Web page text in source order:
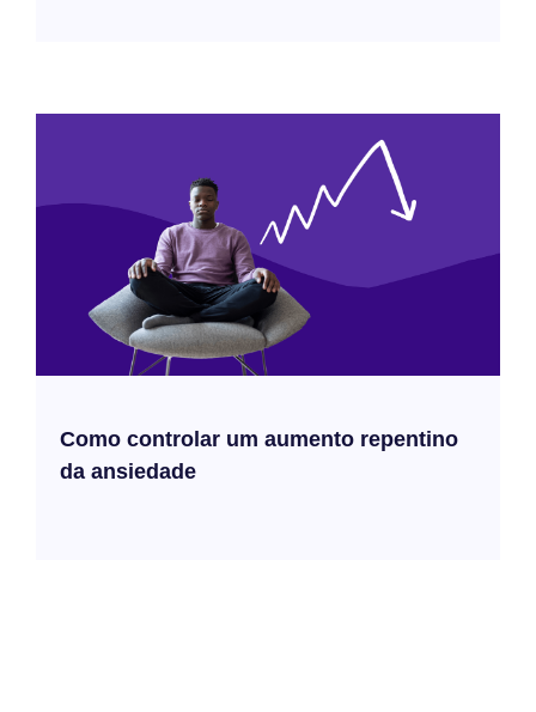
Como controlar um aumento repentino
da ansiedade